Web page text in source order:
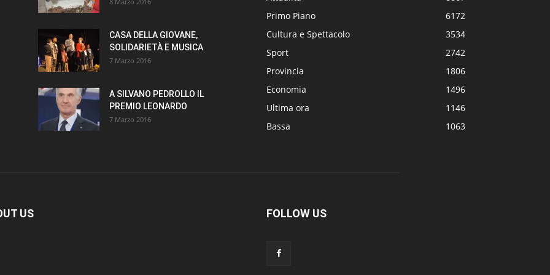
CASA DELLA GIOVANE,
SOLIDARIETÀ E MUSICA
7 Marzo 2016
A SILVANO PEDROLLO IL
PREMIO LEONARDO
7 Marzo 2016
Primo Piano
6172
Cultura e Spettacolo
3534
Sport
2742
Provincia
1806
Economia
1496
Ultima ora
1146
Bassa
1063
US FOLLOW US